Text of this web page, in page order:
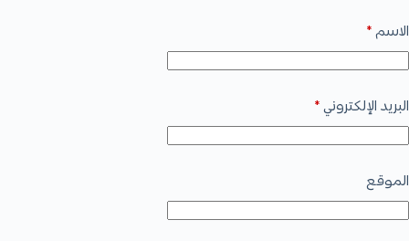
الاسم*
البريد الإلكتروني*
الموقع